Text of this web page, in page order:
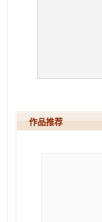
作品推荐